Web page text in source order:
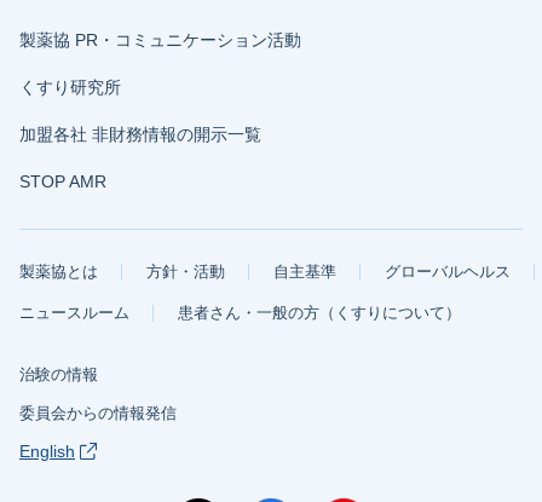
製薬協 PR・コミュニケーション活動
くすり研究所
加盟各社 非財務情報の開示一覧
STOP AMR
製薬協とは 方針・活動 自主基準 グローバルヘルス
ニュースルーム 患者さん・一般の方（くすりについて）
治験の情報
委員会からの情報発信
English